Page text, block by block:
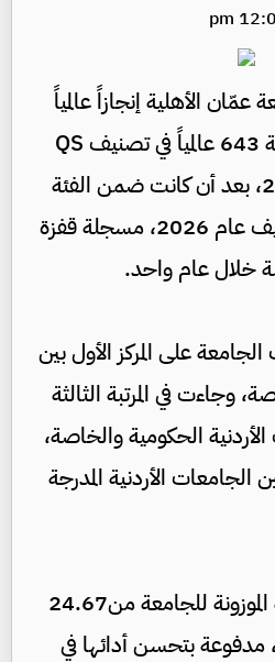
الأهلية إنجازاً عالمياً
العالمي للجامعات 2027، بعد أن كانت ضمن الفئة
761–770 عالميا بتصنيف عام 2026، مسجلة قفزة
على المركز الأول بين
وجاءت في المرتبة الثالثة
الحكومية والخاصة،
الأردنية المدرجة
28.45 نقطة، مدفوعة بتحسن أدائها في